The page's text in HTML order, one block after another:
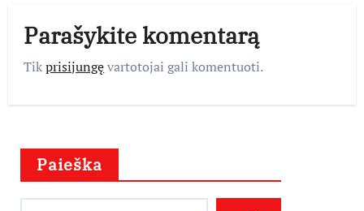
Parašykite komentarą
Tikprisijungęvartotojai gali komentuoti.
Paieška